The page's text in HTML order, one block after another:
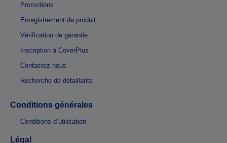
Promotions
Enregistrement de produit
Vérification de garantie
Inscription à CoverPlus
Contactez-nous
Recherche de détaillants
Conditions générales
Conditions d’utilisation
Légal